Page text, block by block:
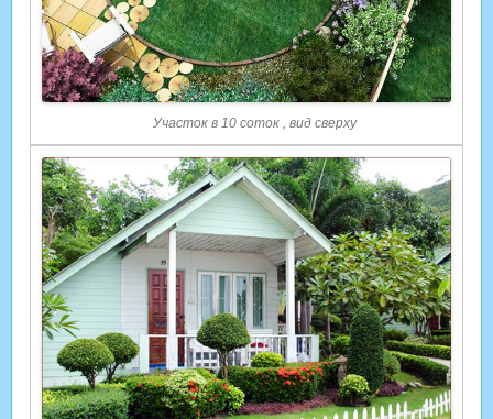
Участок в 10 соток , вид сверху